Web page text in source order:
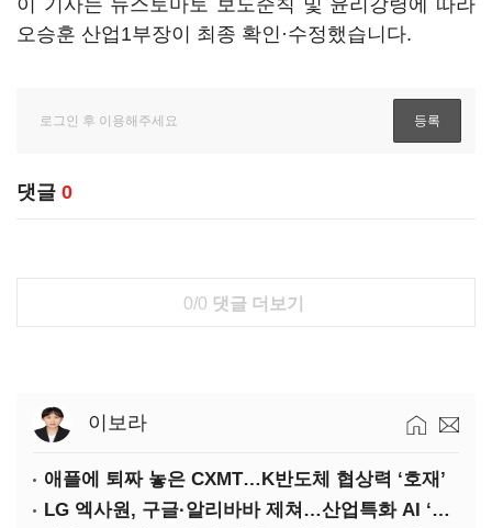
이 기사는 뉴스토마토 보도준칙 및 윤리강령에 따라
오승훈 산업1부장이 최종 확인·수정했습니다.
댓글 0
0/0 댓글 더보기
이보라
애플에 퇴짜 놓은 CXMT…K반도체 협상력 ‘호재’
LG 엑사원, 구글·알리바바 제쳐…산업특화 AI ‘속도’